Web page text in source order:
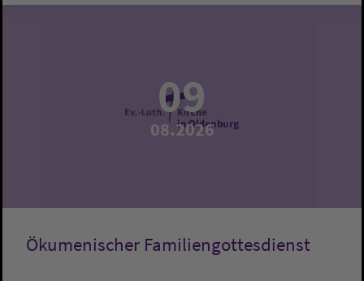
09
08.2026
Ökumenischer Familiengottesdienst